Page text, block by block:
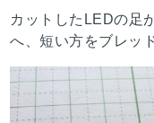
カットしたLEDの足
へ、短い方をブレッ